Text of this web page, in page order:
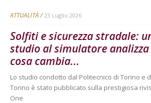
ATTUALITÀ 23 Luglio 2026
Solfiti e sicurezza stradale:
studio al simulatore analizza
cosa cambia...
Lo studio condotto dal Politecnico di Torino e
Torino è stato pubblicato sulla prestigiosa
One